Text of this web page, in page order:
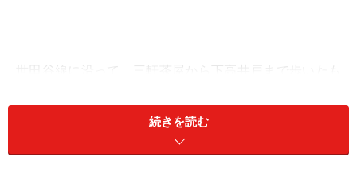
世田谷線に沿って、三軒茶屋から下高井戸まで歩いたも
回、季節は夏だし、コンパクトに小田急線豪徳寺駅から
世田谷線の松陰神社前駅まで歩くことにした。Iさんの説
明によると、豪徳寺には桜田門外の変で暗殺された大老
続きを読む